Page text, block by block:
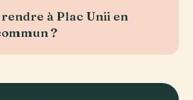
à Plac Unii en
?